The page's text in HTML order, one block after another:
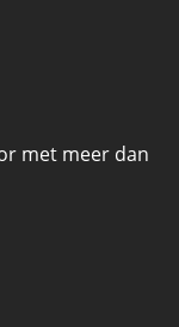
met meer dan